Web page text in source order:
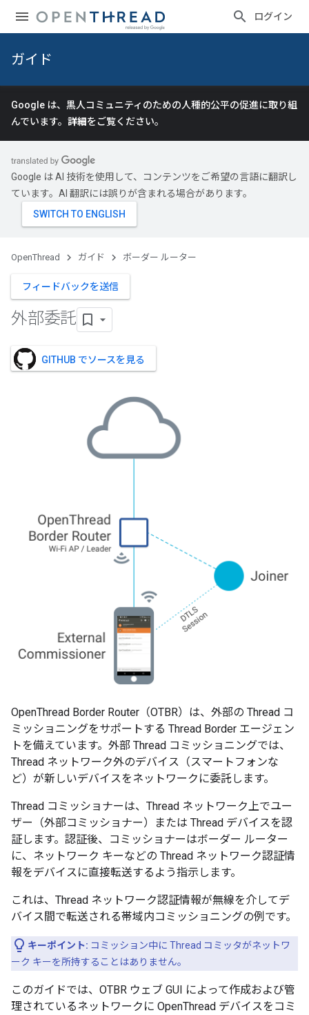
ログイン
ガイド
Google は、黒人コミュニティのための人種的公平の促進に取り組
んでいます。 詳細をご覧ください。
Google は AI 技術を使用して、コンテンツをご希望の言語に翻訳し
ています。AI 翻訳には誤りが含まれる場合があります。
OpenThread ガイド ボーダー ルーター
フィードバックを送信
外部委託
GITHUB でソースを見る
OpenThread Border Router（OTBR）は、外部の Thread コ
ミッショニングをサポートする Thread Border エージェン
トを備えています。外部 Thread コミッショニングでは、
Thread ネットワーク外のデバイス（スマートフォンな
ど）が新しいデバイスをネットワークに委託します。
Thread コミッショナーは、Thread ネットワーク上でユー
ザー（外部コミッショナー）または Thread デバイスを認
証します。認証後、コミッショナーはボーダー ルーター
に、ネットワーク キーなどの Thread ネットワーク認証情
報をデバイスに直接転送するよう指示します。
これは、Thread ネットワーク認証情報が無線を介してデ
バイス間で転送される帯域内コミッショニングの例です。
キーポイント: コミッション中に Thread コミッタがネットワ
ーク キーを所持することはありません。
このガイドでは、OTBR ウェブ GUI によって作成および管
理されているネットワークに OpenThread デバイスをコミ